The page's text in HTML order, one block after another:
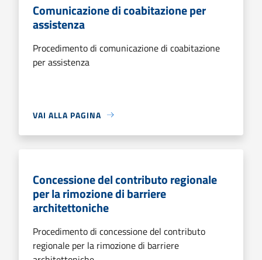
Comunicazione di coabitazione per
assistenza
Procedimento di comunicazione di coabitazione
per assistenza
VAI ALLA PAGINA
Concessione del contributo regionale
per la rimozione di barriere
architettoniche
Procedimento di concessione del contributo
regionale per la rimozione di barriere